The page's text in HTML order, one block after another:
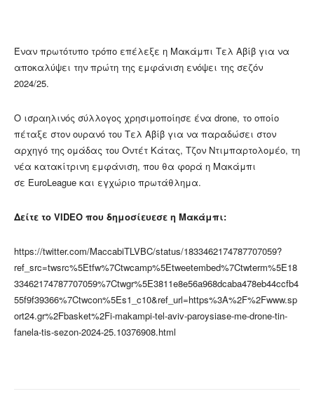
Έναν πρωτότυπο τρόπο επέλεξε η Mακάμπι Τελ Αβίβ για να
αποκαλύψει την πρώτη της εμφάνιση ενόψει της σεζόν
2024/25.
Ο ισραηλινός σύλλογος χρησιμοποίησε ένα drone, το οποίο
πέταξε στον ουρανό του Τελ Αβίβ για να παραδώσει στον
αρχηγό της ομάδας του Οντέτ Κάτας, Τζον Ντιμπαρτολομέο, τη
νέα κατακίτρινη εμφάνιση, που θα φορά η Μακάμπι
σε EuroLeague και εγχώριο πρωτάθλημα.
Δείτε το VIDEO που δημοσίευεσε η Μακάμπι:
https://twitter.com/MaccabiTLVBC/status/1833462174787707059?
ref_src=twsrc%5Etfw%7Ctwcamp%5Etweetembed%7Ctwterm%5E18
33462174787707059%7Ctwgr%5E3811e8e56a968dcaba478eb44ccfb4
55f9f39366%7Ctwcon%5Es1_c10&ref_url=https%3A%2F%2Fwww.sp
ort24.gr%2Fbasket%2Fi-makampi-tel-aviv-paroysiase-me-drone-tin-
fanela-tis-sezon-2024-25.10376908.html